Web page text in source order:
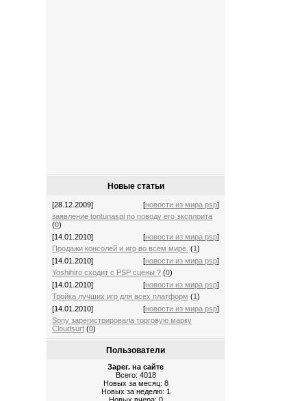
Новые статьи
[28.12.2009] [новости из мира psp]
заявление tontunaspi по поводу его эксплоита
(0)
[14.01.2010]
[новости из мира psp]
Продажи консолей и игр во всем мире. (1)
[14.01.2010]
[новости из мира psp]
Yoshihiro сходит с PSP сцены ? (0)
[14.01.2010]
[новости из мира psp]
Тройка лучших игр для всех платформ (1)
[14.01.2010]
[новости из мира psp]
Sony зарегистрировала торговую марку
Cloudsurf (0)
Пользователи
Зарег. на сайте
Всего: 4018
Новых за месяц: 8
Новых за неделю: 1